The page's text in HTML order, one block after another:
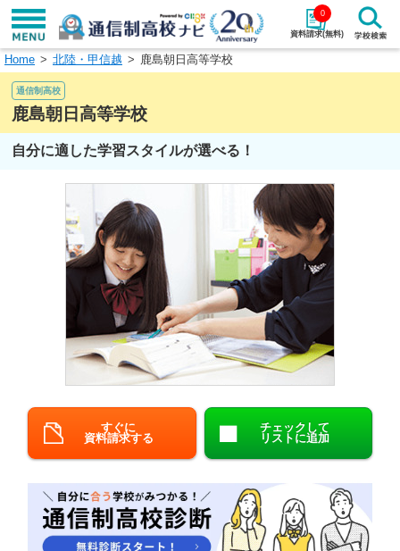
資料請求(無料)
0
学校名で探す
エリアから探す
エリアを選択して探す
北海道・東北
北陸・甲信越
中国
九州・沖縄
閉じる
Home 北陸・甲信越 鹿島朝日高等学校
通信制高校
鹿島朝日高等学校
自分に適した学習スタイルが選べる！
すぐに
資料請求する
チェックして
リストに追加